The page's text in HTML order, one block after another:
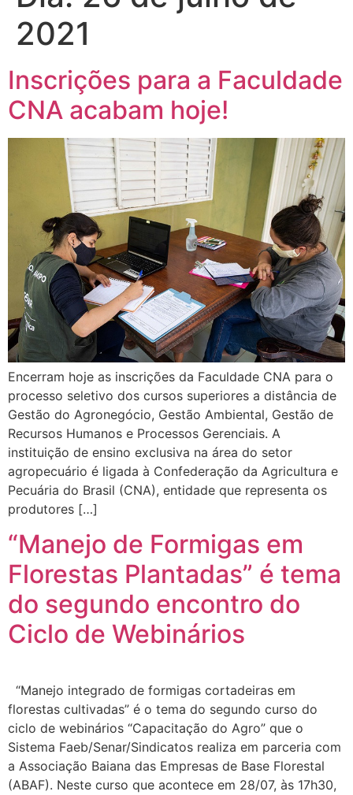
2021
Inscrições para a Faculdade
CNA acabam hoje!
Encerram hoje as inscrições da Faculdade CNA para o
processo seletivo dos cursos superiores a distância de
Gestão do Agronegócio, Gestão Ambiental, Gestão de
Recursos Humanos e Processos Gerenciais. A
instituição de ensino exclusiva na área do setor
agropecuário é ligada à Confederação da Agricultura e
Pecuária do Brasil (CNA), entidade que representa os
produtores […]
“Manejo de Formigas em
Florestas Plantadas” é tema
do segundo encontro do
Ciclo de Webinários
“Manejo integrado de formigas cortadeiras em
florestas cultivadas” é o tema do segundo curso do
ciclo de webinários “Capacitação do Agro” que o
Sistema Faeb/Senar/Sindicatos realiza em parceria com
a Associação Baiana das Empresas de Base Florestal
(ABAF). Neste curso que acontece em 28/07, às 17h30,